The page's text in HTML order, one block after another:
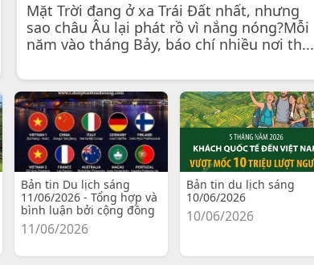
Mặt Trời đang ở xa Trái Đất nhất, nhưng
sao châu Âu lại phát rồ vì nắng nóng?Mỗi
năm vào tháng Bảy, báo chí nhiều nơi th...
Bản tin Du lịch sáng
11/06/2026 - Tổng hợp và
bình luận bởi cộng đồng
11/06/2026
Bản tin du lịch sáng
10/06/2026
10/06/2026